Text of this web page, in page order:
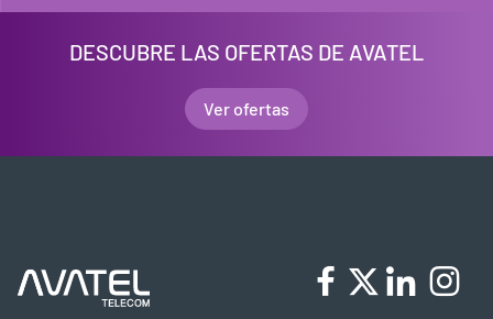
DESCUBRE LAS OFERTAS DE AVATEL
Ver ofertas